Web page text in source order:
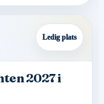
Ledig plats
2027 i